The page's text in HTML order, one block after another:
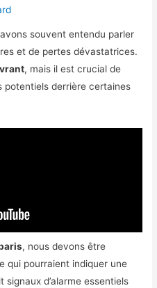
souvent entendu parler
et de pertes dévastatrices.
, mais il est crucial de
potentiels derrière certaines
, nous devons être
qui pourraient indiquer une
d’alarme essentiels